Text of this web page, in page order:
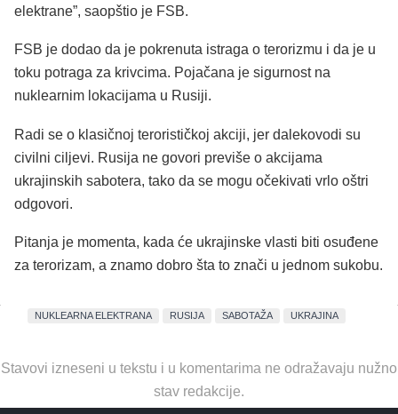
elektrane”, saopštio je FSB.
FSB je dodao da je pokrenuta istraga o terorizmu i da je u
toku potraga za krivcima. Pojačana je sigurnost na
nuklearnim lokacijama u Rusiji.
Radi se o klasičnoj terorističkoj akciji, jer dalekovodi su
civilni ciljevi. Rusija ne govori previše o akcijama
ukrajinskih sabotera, tako da se mogu očekivati vrlo oštri
odgovori.
Pitanja je momenta, kada će ukrajinske vlasti biti osuđene
za terorizam, a znamo dobro šta to znači u jednom sukobu.
NUKLEARNA ELEKTRANA RUSIJA SABOTAŽA UKRAJINA
Stavovi izneseni u tekstu i u komentarima ne odražavaju nužno
stav redakcije.